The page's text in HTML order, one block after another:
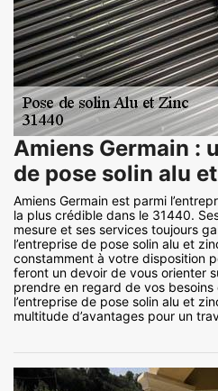
Amiens Germain :
de pose solin alu
Amiens Germain est parmi
la plus crédible dans le 31440.
mesure et ses services toujours
l’entreprise de pose solin alu et
constamment à votre disposition
feront un devoir de vous orienter
prendre en regard de vos
l’entreprise de pose solin alu et
multitude d’avantages pour un